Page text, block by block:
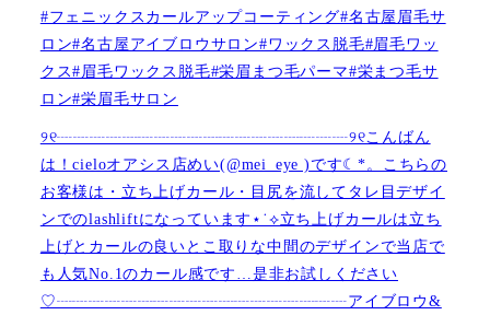
#フェニックスカールアップコーティング#名古屋眉毛サ
ロン#名古屋アイブロウサロン#ワックス脱毛#眉毛ワッ
クス#眉毛ワックス脱毛#栄眉まつ毛パーマ#栄まつ毛サ
ロン#栄眉毛サロン
୨୧┈┈┈┈┈┈┈┈┈┈┈┈┈┈┈┈┈┈୨୧こんばん
は！cieloオアシス店めい(@mei_eye )です︎︎☾*。こちらの
お客様は・立ち上げカール・目尻を流してタレ目デザイ
ンでのlashliftになっています⋆˙⟡立ち上げカールは立ち
上げとカールの良いとこ取りな中間のデザインで当店で
も人気No.1のカール感です…是非お試しください️
♡┈┈┈┈┈┈┈┈┈┈┈┈┈┈┈┈┈┈アイブロウ&